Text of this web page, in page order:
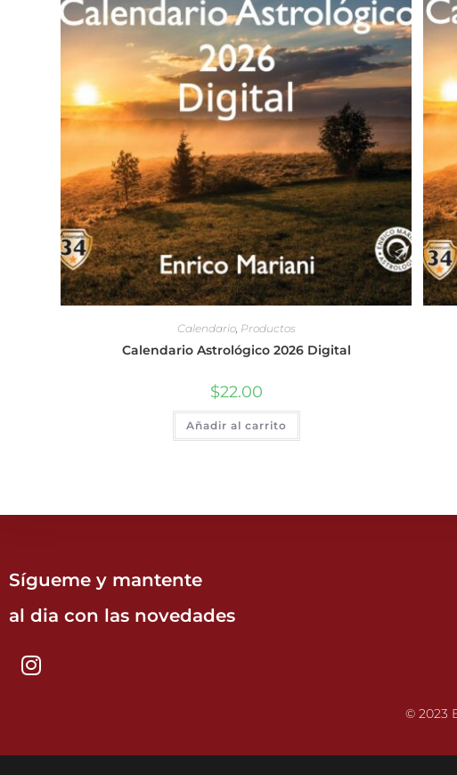
Calendario, Productos
Calendario Astrológico 2026 Digital
$22.00
Añadir al carrito
Sígueme y mantente
al dia con las novedades
© 2023